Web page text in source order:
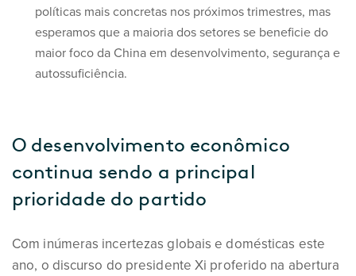
políticas mais concretas nos próximos trimestres, mas
esperamos que a maioria dos setores se beneficie do
maior foco da China em desenvolvimento, segurança e
autossuficiência.
O desenvolvimento econômico
continua sendo a principal
prioridade do partido
Com inúmeras incertezas globais e domésticas este
ano, o discurso do presidente Xi proferido na abertura